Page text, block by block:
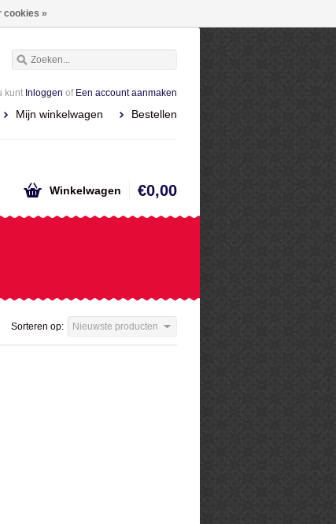
kunt Inloggen of Een account aanmaken
Mijn winkelwagen Bestellen
Winkelwagen €0,00
Sorteren op: Nieuwste producten
cookies »